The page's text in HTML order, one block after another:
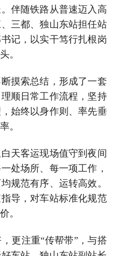
伴随铁路从普速迈入高
三都、独山东站担任站
记，以实干笃行扎根岗
。
摸索总结，形成了一套
顺日常工作流程，坚持
始终以身作则、率先垂
。
天客运现场值守到夜间
处场所、每一项工作，
规范有序、运转高效。
导，对车站标准化规范
。
更注重“传帮带”，与搭